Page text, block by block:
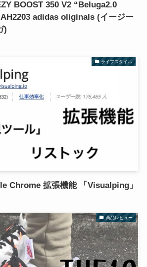
BOOST 350 V2 “Beluga2.0
adidas oliginals (イージー
)
ライフスタイル
Chrome 拡張機能 「Visualping」
商品レビュー